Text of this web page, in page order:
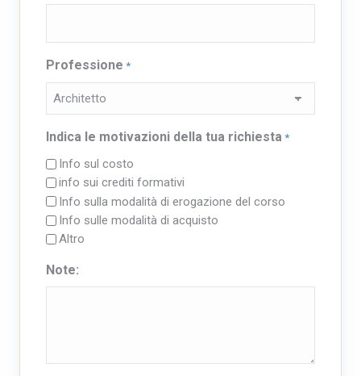
Professione *
Indica le motivazioni della tua richiesta *
Info sul costo
info sui crediti formativi
Info sulla modalità di erogazione del corso
Info sulle modalità di acquisto
Altro
Note: